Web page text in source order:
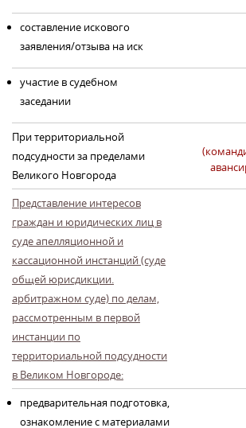
составление искового
заявления/отзыва на иск
участие в судебном
заседании
При территориальной
подсудности за пределами
Великого Новгорода
Представление интересов
граждан и юридических лиц в
суде апелляционной и
кассационной инстанций (суде
общей юрисдикции.
арбитражном суде) по делам,
рассмотренным в первой
инстанции по
территориальной подсудности
в Великом Новгороде:
предварительная подготовка,
ознакомление с материалами